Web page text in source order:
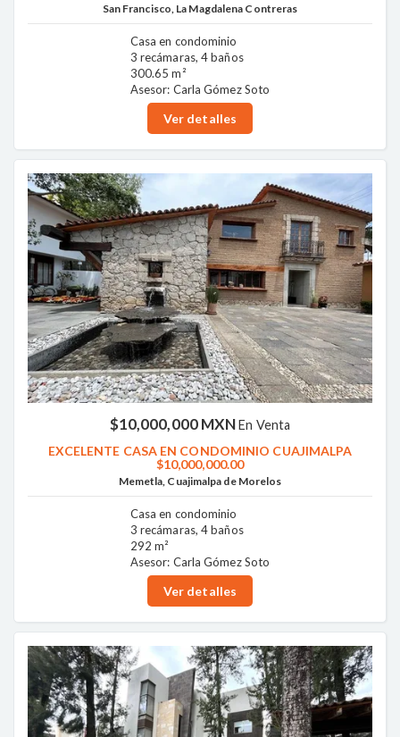
San Francisco, La Magdalena Contreras
Casa en condominio
3 recámaras, 4 baños
300.65 m²
Asesor: Carla Gómez Soto
Ver detalles
$10,000,000 MXNEn Venta
EXCELENTE CASA EN CONDOMINIO CUAJIMALPA
$10,000,000.00
Memetla, Cuajimalpa de Morelos
Casa en condominio
3 recámaras, 4 baños
292 m²
Asesor: Carla Gómez Soto
Ver detalles